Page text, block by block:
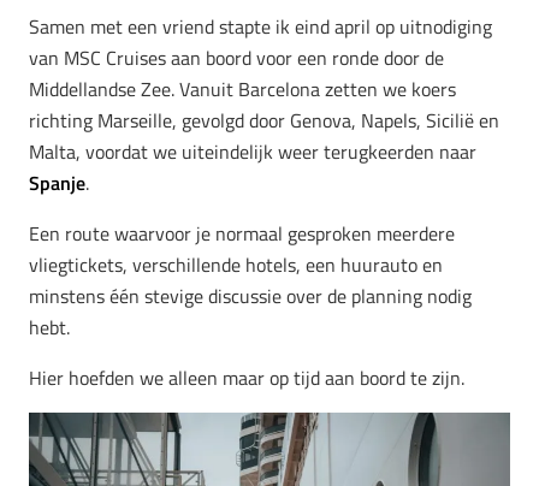
Samen met een vriend stapte ik eind april op uitnodiging
van MSC Cruises aan boord voor een ronde door de
Middellandse Zee. Vanuit Barcelona zetten we koers
richting Marseille, gevolgd door Genova, Napels, Sicilië en
Malta, voordat we uiteindelijk weer terugkeerden naar
Spanje.
Een route waarvoor je normaal gesproken meerdere
vliegtickets, verschillende hotels, een huurauto en
minstens één stevige discussie over de planning nodig
hebt.
Hier hoefden we alleen maar op tijd aan boord te zijn.